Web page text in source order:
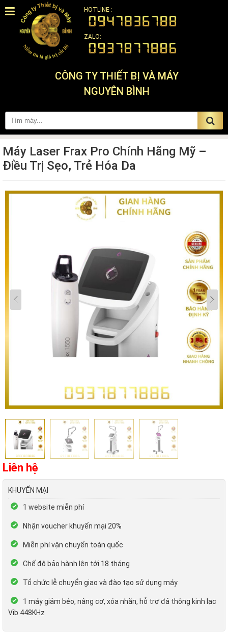
CÔNG TY THIẾT BỊ VÀ MÁY
NGUYÊN BÌNH
HOTLINE :
ZALO:
Máy Laser Frax Pro Chính Hãng Mỹ –
Điều Trị Sẹo, Trẻ Hóa Da
Liên hệ
KHUYẾN MẠI
1 website miễn phí
Nhận voucher khuyến mại 20%
Miễn phí vận chuyển toàn quốc
Chế độ bảo hành lên tới 18 tháng
Tổ chức lễ chuyển giao và đào tạo sử dụng máy
1 máy giảm béo, nâng cơ, xóa nhăn, hỗ trợ đả thông kinh lạc
Vib 448KHz